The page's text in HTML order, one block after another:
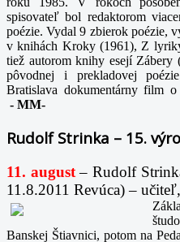
spisovateľ bol redaktorom
poézie. Vydal 9 zbierok poézie,
v knihách Kroky (1961), Z
tiež autorom knihy esejí Zábery
pôvodnej i prekladovej
Bratislava dokumentárny film
- MM-
Rudolf Strinka – 15.
11. august – Rudolf
11.8.2011 Revúca) –
Banskej Štiavnici, potom na